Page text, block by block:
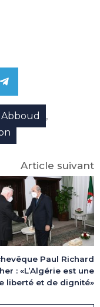
Share
on
Telegram
,
Article suivant
Paul Richard
: «L’Algérie est une
liberté et de dignité»